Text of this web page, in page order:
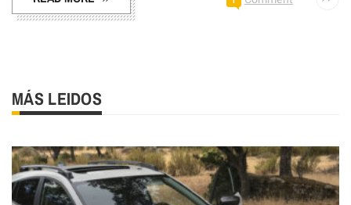
MÁS LEIDOS